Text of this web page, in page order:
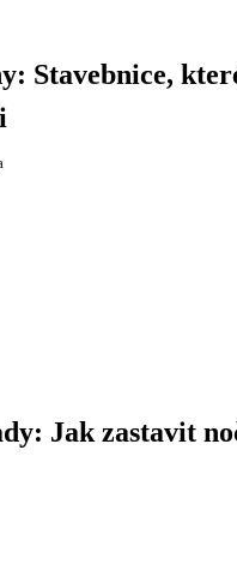
Stavebnice,
Jak zastavit